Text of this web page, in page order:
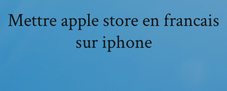
Mettre apple store en francais
sur iphone